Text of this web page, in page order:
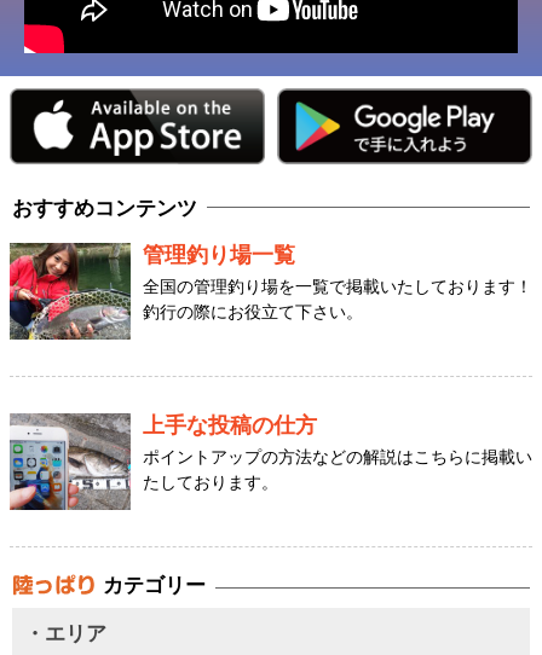
おすすめコンテンツ
管理釣り場一覧
全国の管理釣り場を一覧で掲載いたしております！
釣行の際にお役立て下さい。
上手な投稿の仕方
ポイントアップの方法などの解説はこちらに掲載い
たしております。
カテゴリー
・エリア